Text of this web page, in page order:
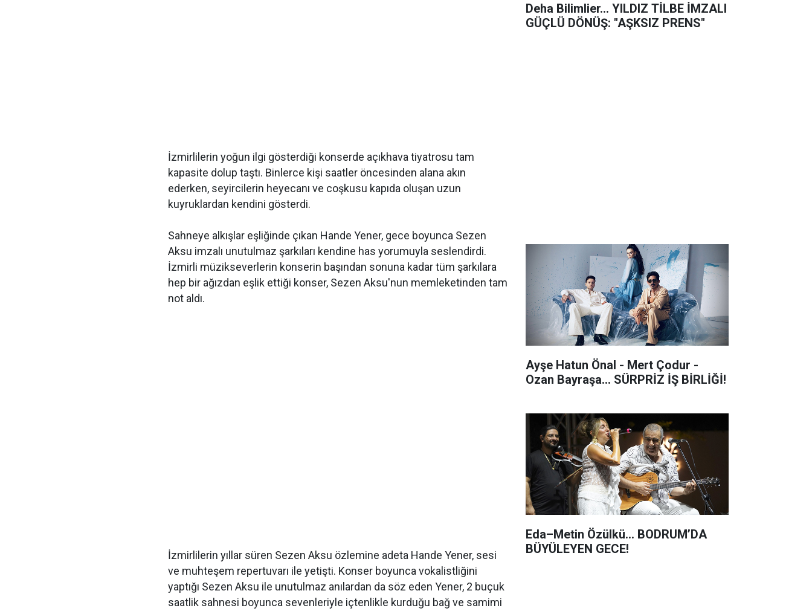
İzmirlilerin yoğun ilgi gösterdiği konserde açıkhava tiyatrosu tam
kapasite dolup taştı. Binlerce kişi saatler öncesinden alana akın
ederken, seyircilerin heyecanı ve coşkusu kapıda oluşan uzun
kuyruklardan kendini gösterdi.
Sahneye alkışlar eşliğinde çıkan Hande Yener, gece boyunca Sezen
Aksu imzalı unutulmaz şarkıları kendine has yorumuyla seslendirdi.
İzmirli müzikseverlerin konserin başından sonuna kadar tüm şarkılara
hep bir ağızdan eşlik ettiği konser, Sezen Aksu'nun memleketinden tam
not aldı.
İzmirlilerin yıllar süren Sezen Aksu özlemine adeta Hande Yener, sesi
ve muhteşem repertuvarı ile yetişti. Konser boyunca vokalistliğini
yaptığı Sezen Aksu ile unutulmaz anılardan da söz eden Yener, 2 buçuk
saatlik sahnesi boyunca sevenleriyle içtenlikle kurduğu bağ ve samimi
Deha Bilimlier... YILDIZ TİLBE İMZALI
GÜÇLÜ DÖNÜŞ: "AŞKSIZ PRENS"
Ayşe Hatun Önal - Mert Çodur -
Ozan Bayraşa... SÜRPRİZ İŞ BİRLİĞİ!
Eda–Metin Özülkü... BODRUM’DA
BÜYÜLEYEN GECE!